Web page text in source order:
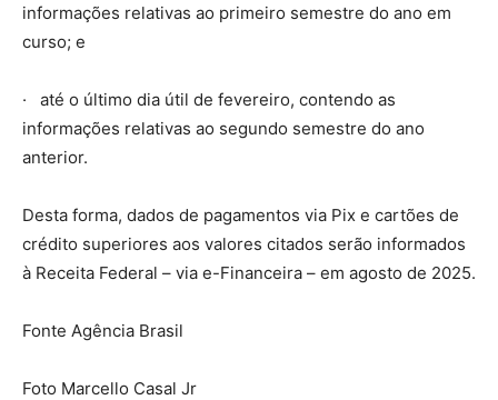
informações relativas ao primeiro semestre do ano em
curso; e
· até o último dia útil de fevereiro, contendo as
informações relativas ao segundo semestre do ano
anterior.
Desta forma, dados de pagamentos via Pix e cartões de
crédito superiores aos valores citados serão informados
à Receita Federal – via e-Financeira – em agosto de 2025.
Fonte Agência Brasil
Foto Marcello Casal Jr